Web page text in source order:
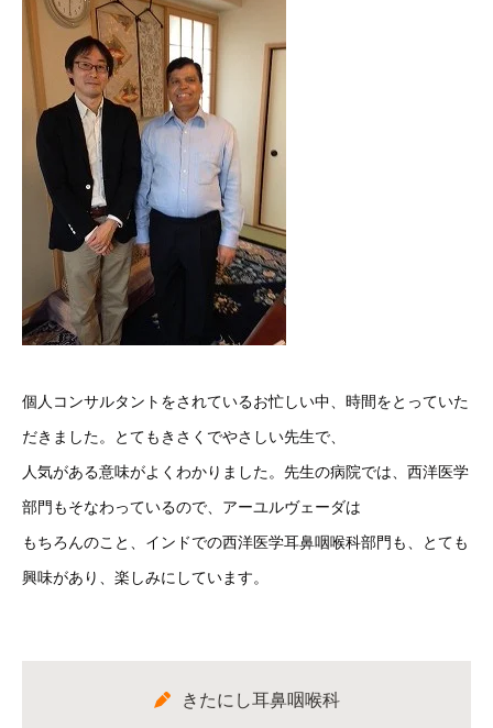
個人コンサルタントをされているお忙しい中、時間をとっていた
だきました。とてもきさくでやさしい先生で、
人気がある意味がよくわかりました。先生の病院では、西洋医学
部門もそなわっているので、アーユルヴェーダは
もちろんのこと、インドでの西洋医学耳鼻咽喉科部門も、とても
興味があり、楽しみにしています。
きたにし耳鼻咽喉科